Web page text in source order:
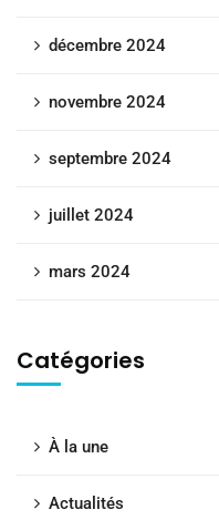
décembre 2024
novembre 2024
septembre 2024
juillet 2024
mars 2024
Catégories
À la une
Actualités